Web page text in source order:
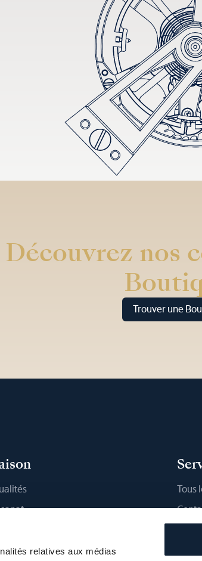
relatives aux médias
Découvrez nos
Trouver une
Tous